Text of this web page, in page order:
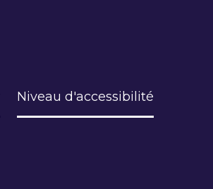
Niveau d'accessibilité